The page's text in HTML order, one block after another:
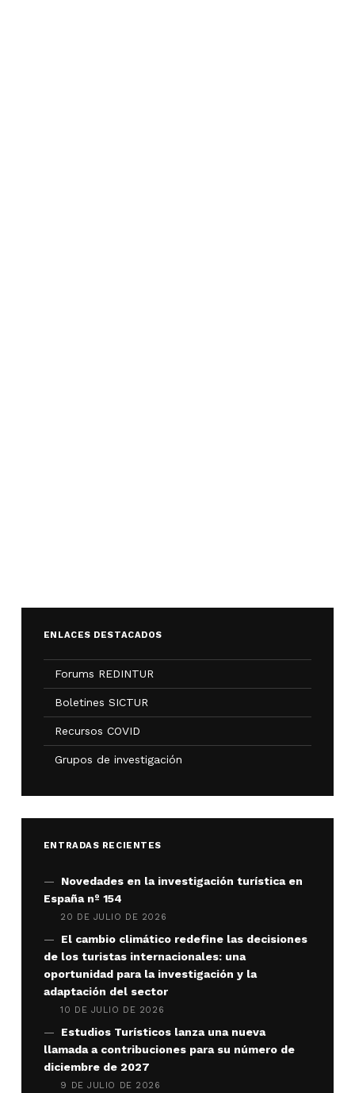
ENLACES DESTACADOS
Forums REDINTUR
Boletines SICTUR
Recursos COVID
Grupos de investigación
ENTRADAS RECIENTES
Novedades en la investigación turística en
España nº 154
20 DE JULIO DE 2026
El cambio climático redefine las decisiones
de los turistas internacionales: una
oportunidad para la investigación y la
adaptación del sector
10 DE JULIO DE 2026
Estudios Turísticos lanza una nueva
llamada a contribuciones para su número de
diciembre de 2027
9 DE JULIO DE 2026